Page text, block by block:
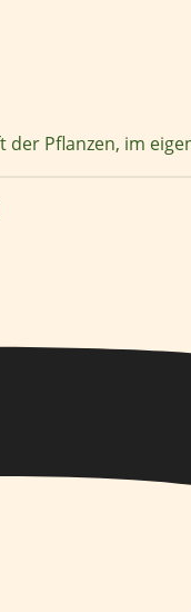
Pflanzen, im